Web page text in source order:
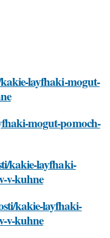
layfhaki-mogut-
mogut-pomoch-
kakie-layfhaki-
v-kuhne
kakie-layfhaki-
v-kuhne